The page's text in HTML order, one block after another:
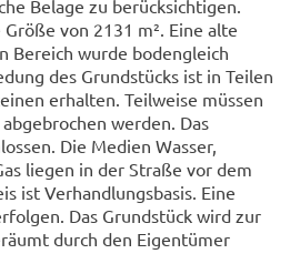
Belage zu berücksichtigen.
von 2131 m². Eine alte
Bereich wurde bodengleich
des Grundstücks ist in Teilen
erhalten. Teilweise müssen
werden. Das
Die Medien Wasser,
liegen in der Straße vor dem
ist Verhandlungsbasis. Eine
Das Grundstück wird zur
durch den Eigentümer